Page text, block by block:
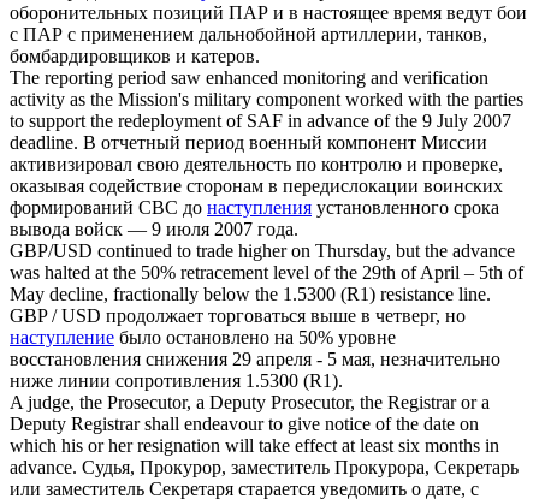
оборонительных позиций ПАР и в настоящее время ведут бои
с ПАР с применением дальнобойной артиллерии, танков,
бомбардировщиков и катеров.
The reporting period saw enhanced monitoring and verification
activity as the Mission's military component worked with the parties
to support the redeployment of SAF in advance of the 9 July 2007
deadline. В отчетный период военный компонент Миссии
активизировал свою деятельность по контролю и проверке,
оказывая содействие сторонам в передислокации воинских
формирований СВС до наступления установленного срока
вывода войск — 9 июля 2007 года.
GBP/USD continued to trade higher on Thursday, but the advance
was halted at the 50% retracement level of the 29th of April – 5th of
May decline, fractionally below the 1.5300 (R1) resistance line.
GBP / USD продолжает торговаться выше в четверг, но
наступление было остановлено на 50% уровне
восстановления снижения 29 апреля - 5 мая, незначительно
ниже линии сопротивления 1.5300 (R1).
A judge, the Prosecutor, a Deputy Prosecutor, the Registrar or a
Deputy Registrar shall endeavour to give notice of the date on
which his or her resignation will take effect at least six months in
advance. Судья, Прокурор, заместитель Прокурора, Секретарь
или заместитель Секретаря старается уведомить о дате, с